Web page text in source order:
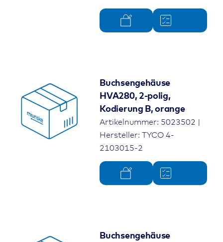
Buchsengehäuse
HVA280, 2-polig,
Kodierung B, orange
Artikelnummer: 5023502 |
Hersteller: TYCO 4-
2103015-2
Buchsengehäuse